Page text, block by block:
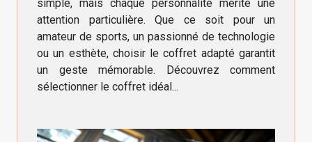
simple, mais chaque personnalité mérite une
attention particulière. Que ce soit pour un
amateur de sports, un passionné de technologie
ou un esthète, choisir le coffret adapté garantit
un geste mémorable. Découvrez comment
sélectionner le coffret idéal...